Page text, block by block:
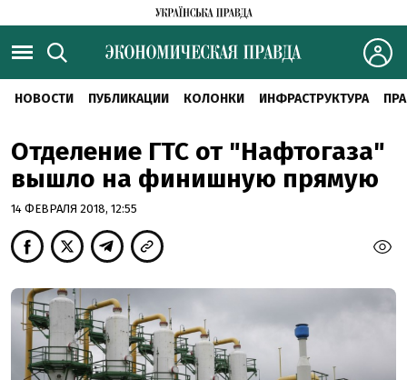
НОВОСТИ ПУБЛИКАЦИИ КОЛОНКИ ИНФРАСТРУКТУРА
Отделение ГТС от "Нафтогаза"
вышло на финишную прямую
14 ФЕВРАЛЯ 2018, 12:55